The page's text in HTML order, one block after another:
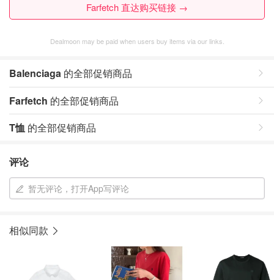
Farfetch 直达购买链接 →
Dealmoon may be paid when users buy items via our links.
Balenciaga 的全部促销商品
Farfetch 的全部促销商品
T恤 的全部促销商品
评论
暂无评论，打开App写评论
相似同款